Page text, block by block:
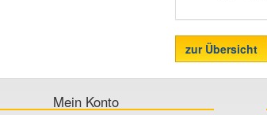
zur Übersicht
Mein Konto